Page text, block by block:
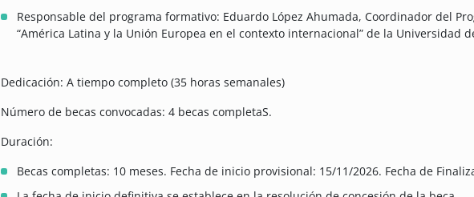
Responsable del programa formativo: Eduardo López Ahumada, Coordinador del
“América Latina y la Unión Europea en el contexto internacional” de la Universidad
Dedicación: A tiempo completo (35 horas semanales)
Número de becas convocadas: 4 becas completaS.
Duración:
Becas completas: 10 meses. Fecha de inicio provisional: 15/11/2026. Fecha de